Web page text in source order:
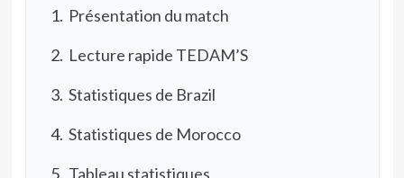
Présentation du match
Lecture rapide TEDAM’S
Statistiques de Brazil
Statistiques de Morocco
Tableau statistiques